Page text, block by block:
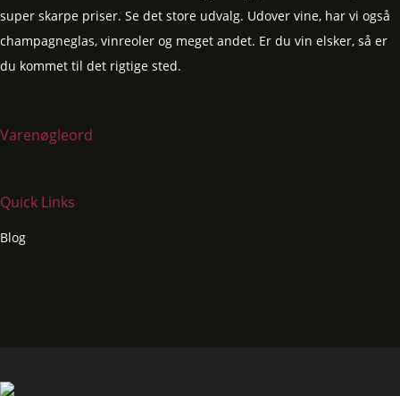
super skarpe priser. Se det store udvalg. Udover vine, har vi også
champagneglas, vinreoler og meget andet. Er du vin elsker, så er
du kommet til det rigtige sted.
Varenøgleord
Quick Links
Blog